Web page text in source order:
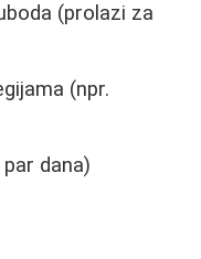
(prolazi za
(npr.
dana)